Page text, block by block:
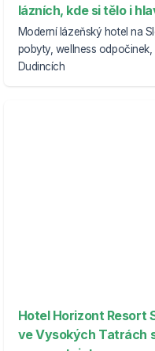
lázních, kde si tělo i
Moderní lázeňský hotel na
pobyty, wellness
Dudincích
Hotel Horizont Resort
ve Vysokých Tatrách